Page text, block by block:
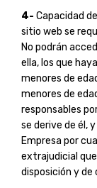
4- Capacidad
sitio web se
No podrán
ella, los que
menores de
menores de
responsables
se derive de él,
Empresa por
extrajudicial
disposición y de